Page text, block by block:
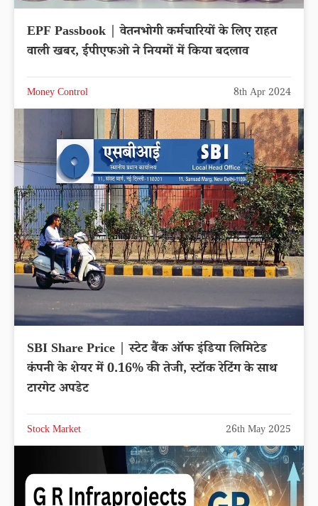
EPF Passbook | वेतनभोगी कर्मचारियों के लिए राहत
वाली खबर, ईपीएफओ ने नियमों में किया बदलाव
Money Control 8th Apr 2024
SBI Share Price | स्टेट बैंक ऑफ इंडिया लिमिटेड
कंपनी के शेयर में 0.16% की तेजी, स्टॉक रेटिंग के साथ
टारगेट अपडेट
Stock Market 26th May 2025